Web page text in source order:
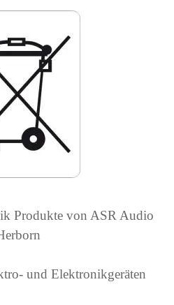
Produkte von ASR Audio
und Elektronikgeräten